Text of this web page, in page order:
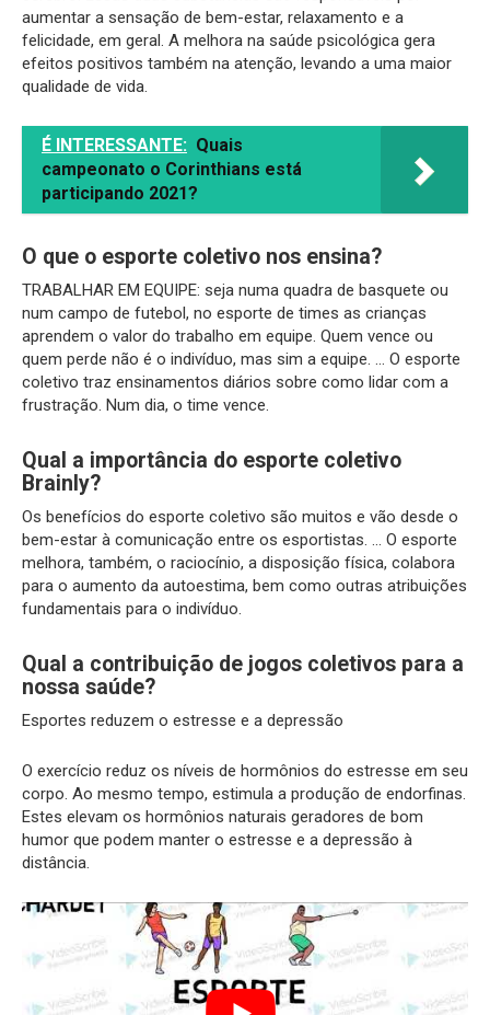
aumentar a sensação de bem-estar, relaxamento e a
felicidade, em geral. A melhora na saúde psicológica gera
efeitos positivos também na atenção, levando a uma maior
qualidade de vida.
É INTERESSANTE: Quais
campeonato o Corinthians está
participando 2021?
O que o esporte coletivo nos ensina?
TRABALHAR EM EQUIPE: seja numa quadra de basquete ou
num campo de futebol, no esporte de times as crianças
aprendem o valor do trabalho em equipe. Quem vence ou
quem perde não é o indivíduo, mas sim a equipe. … O esporte
coletivo traz ensinamentos diários sobre como lidar com a
frustração. Num dia, o time vence.
Qual a importância do esporte coletivo
Brainly?
Os benefícios do esporte coletivo são muitos e vão desde o
bem-estar à comunicação entre os esportistas. … O esporte
melhora, também, o raciocínio, a disposição física, colabora
para o aumento da autoestima, bem como outras atribuições
fundamentais para o indivíduo.
Qual a contribuição de jogos coletivos para a
nossa saúde?
Esportes reduzem o estresse e a depressão
O exercício reduz os níveis de hormônios do estresse em seu
corpo. Ao mesmo tempo, estimula a produção de endorfinas.
Estes elevam os hormônios naturais geradores de bom
humor que podem manter o estresse e a depressão à
distância.